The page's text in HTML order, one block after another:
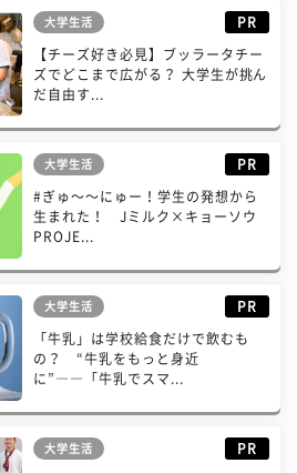
大学生活 PR
【チーズ好き必見】ブッラータチー
ズでどこまで広がる？ 大学生が挑ん
だ自由す...
大学生活 PR
#ぎゅ〜〜にゅー！学生の発想から
生まれた！ Jミルク×キョーソウ
PROJE...
大学生活 PR
「牛乳」は学校給食だけで飲むも
の？ “牛乳をもっと身近
に”――「牛乳でスマ...
大学生活 PR